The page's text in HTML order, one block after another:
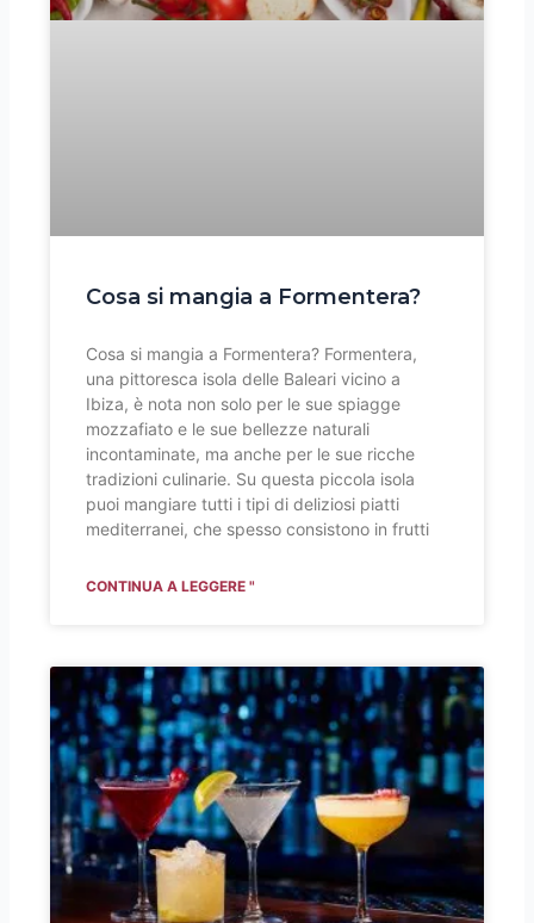
Cosa si mangia a Formentera?
Cosa si mangia a Formentera? Formentera,
una pittoresca isola delle Baleari vicino a
Ibiza, è nota non solo per le sue spiagge
mozzafiato e le sue bellezze naturali
incontaminate, ma anche per le sue ricche
tradizioni culinarie. Su questa piccola isola
puoi mangiare tutti i tipi di deliziosi piatti
mediterranei, che spesso consistono in frutti
CONTINUA A LEGGERE "